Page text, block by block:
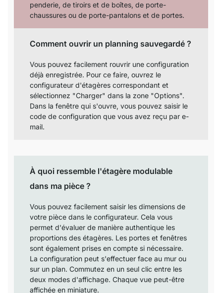
penderie, de tiroirs et de boîtes, de porte-
chaussures ou de porte-pantalons et de portes.
Comment ouvrir un planning sauvegardé ?
Vous pouvez facilement rouvrir une configuration
déjà enregistrée. Pour ce faire, ouvrez le
configurateur d'étagères correspondant et
sélectionnez "Charger" dans la zone "Options".
Dans la fenêtre qui s'ouvre, vous pouvez saisir le
code de configuration que vous avez reçu par e-
mail.
À quoi ressemble l'étagère modulable
dans ma pièce ?
Vous pouvez facilement saisir les dimensions de
votre pièce dans le configurateur. Cela vous
permet d'évaluer de manière authentique les
proportions des étagères. Les portes et fenêtres
sont également prises en compte si nécessaire.
La configuration peut s'effectuer face au mur ou
sur un plan. Commutez en un seul clic entre les
deux modes d'affichage. Chaque vue peut-être
affichée en miniature.